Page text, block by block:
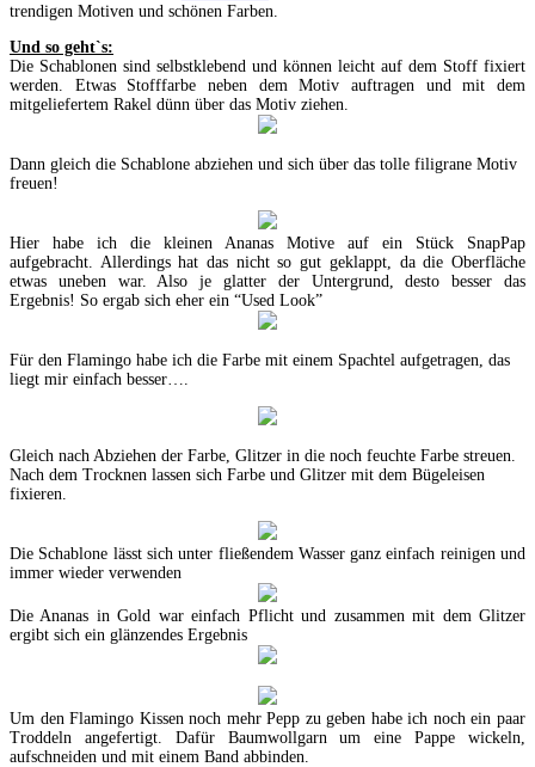
trendigen Motiven und schönen Farben.
Und so geht`s:
Die Schablonen sind selbstklebend und können leicht auf dem Stoff fixiert
werden. Etwas Stofffarbe neben dem Motiv auftragen und mit dem
mitgeliefertem Rakel dünn über das Motiv ziehen.
Dann gleich die Schablone abziehen und sich über das tolle filigrane Motiv
freuen!
Hier habe ich die kleinen Ananas Motive auf ein Stück SnapPap
aufgebracht. Allerdings hat das nicht so gut geklappt, da die Oberfläche
etwas uneben war. Also je glatter der Untergrund, desto besser das
Ergebnis! So ergab sich eher ein “Used Look”
Für den Flamingo habe ich die Farbe mit einem Spachtel aufgetragen, das
liegt mir einfach besser….
Gleich nach Abziehen der Farbe, Glitzer in die noch feuchte Farbe streuen.
Nach dem Trocknen lassen sich Farbe und Glitzer mit dem Bügeleisen
fixieren.
Die Schablone lässt sich unter fließendem Wasser ganz einfach reinigen und
immer wieder verwenden
Die Ananas in Gold war einfach Pflicht und zusammen mit dem Glitzer
ergibt sich ein glänzendes Ergebnis
Um den Flamingo Kissen noch mehr Pepp zu geben habe ich noch ein paar
Troddeln angefertigt. Dafür Baumwollgarn um eine Pappe wickeln,
aufschneiden und mit einem Band abbinden.